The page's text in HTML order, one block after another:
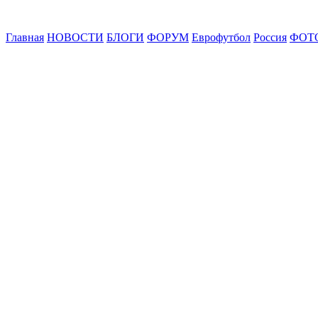
Главная НОВОСТИ БЛОГИ ФОРУМ Еврофутбол Россия